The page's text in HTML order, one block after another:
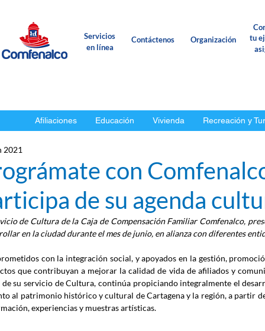
Servicios
en línea
Contáctenos Organización
tu
Afiliaciones Educación Vivienda Recreación y
con
de su agenda
2021
de Cultura de la Caja de Compensación Familiar Comfenalco,
en la ciudad durante el mes de junio, en alianza con diferentes
con la integración social, y apoyados en la gestión,
que contribuyan a mejorar la calidad de vida de afiliados y
su servicio de Cultura, continúa propiciando integralmente el
al patrimonio histórico y cultural de Cartagena y la región, a partir
experiencias y muestras artísticas.